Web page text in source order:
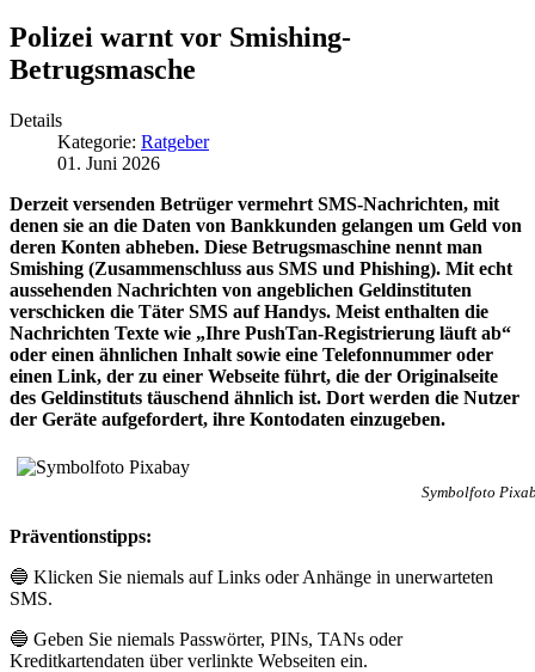
Polizei warnt vor Smishing-
Betrugsmasche
Details
Kategorie: Ratgeber
01. Juni 2026
Derzeit versenden Betrüger vermehrt SMS-Nachrichten, mit
denen sie an die Daten von Bankkunden gelangen um Geld von
deren Konten abheben. Diese Betrugsmaschine nennt man
Smishing (Zusammenschluss aus SMS und Phishing). Mit echt
aussehenden Nachrichten von angeblichen Geldinstituten
verschicken die Täter SMS auf Handys. Meist enthalten die
Nachrichten Texte wie „Ihre PushTan-Registrierung läuft ab“
oder einen ähnlichen Inhalt sowie eine Telefonnummer oder
einen Link, der zu einer Webseite führt, die der Originalseite
des Geldinstituts täuschend ähnlich ist. Dort werden die Nutzer
der Geräte aufgefordert, ihre Kontodaten einzugeben.
Symbolfoto
Präventionstipps:
🔵 Klicken Sie niemals auf Links oder Anhänge in unerwarteten
SMS.
🔵 Geben Sie niemals Passwörter, PINs, TANs oder
Kreditkartendaten über verlinkte Webseiten ein.